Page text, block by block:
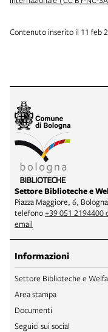
Contenuto inserito il 11 feb
Settore Biblioteche e
Piazza Maggiore, 6, Bologna
telefono+39 051 2194400
email
Informazioni
Settore Biblioteche e
Area stampa
Documenti
Seguici sui social